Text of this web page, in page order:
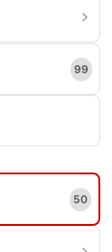
99
50